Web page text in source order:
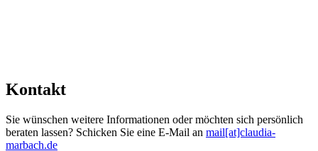
Kontakt
Sie wünschen weitere Informationen oder möchten sich persönlich
beraten lassen? Schicken Sie eine E-Mail an mail[at]claudia-
marbach.de